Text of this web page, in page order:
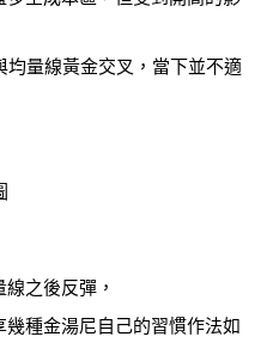
均量線黃金交叉，當下並不適
之後反彈，
種金湯尼自己的習慣作法如